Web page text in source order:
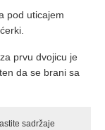
pod uticajem
prvu dvojicu je
da se brani sa
sadržaje